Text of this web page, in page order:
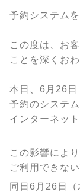
予約システム
この度は、お
ことを深くお
本日、6月26
予約のシステ
インターネッ
この影響によ
ご利用できな
同日6月26日